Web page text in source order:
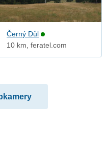
Černý Důl
10 km, feratel.com